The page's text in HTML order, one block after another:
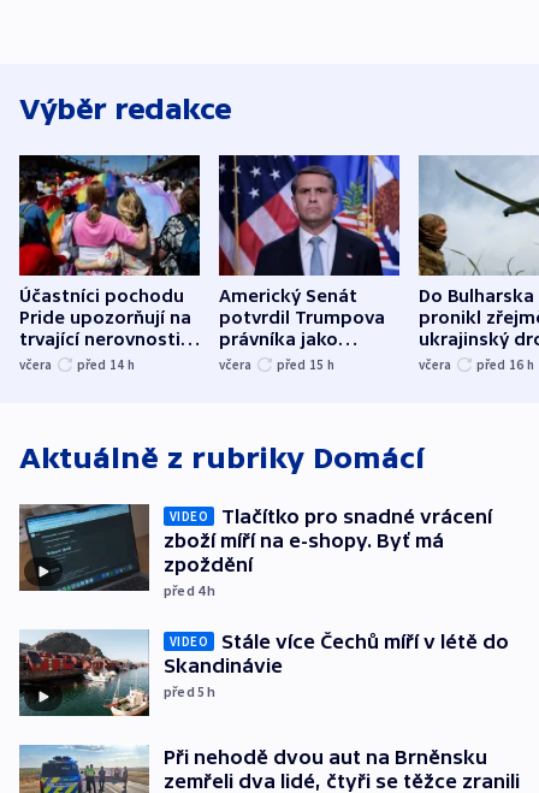
Výběr redakce
Účastníci pochodu
Pride upozorňují na
trvající nerovnosti i
společenskou
včera před 14 h
Americký Senát
potvrdil Trumpova
právníka jako
ministra
včera před 15 h
Do Bulharska
pronikl
ukrajinský
explodoval
včera před 16 h
Aktuálně z rubriky Domácí
VIDEO
Tlačítko pro snadné vrácení
zboží míří na e-shopy. Byť má
zpoždění
před 4h
VIDEO
Stále více Čechů míří v létě do
Skandinávie
před 5h
Při nehodě dvou aut na Brněnsku
zemřeli dva lidé, čtyři se těžce zranili